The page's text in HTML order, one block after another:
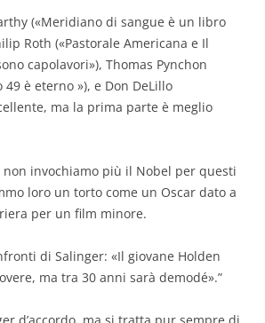
(«Meridiano di sangue è un libro
Roth («Pastorale Americana e Il
capolavori»), Thomas Pynchon
49 è eterno »), e Don DeLillo
ma la prima parte è meglio
non invochiamo più il Nobel per questi
loro un torto come un Oscar dato a
per un film minore.
di Salinger: «Il giovane Holden
ma tra 30 anni sarà demodé».”